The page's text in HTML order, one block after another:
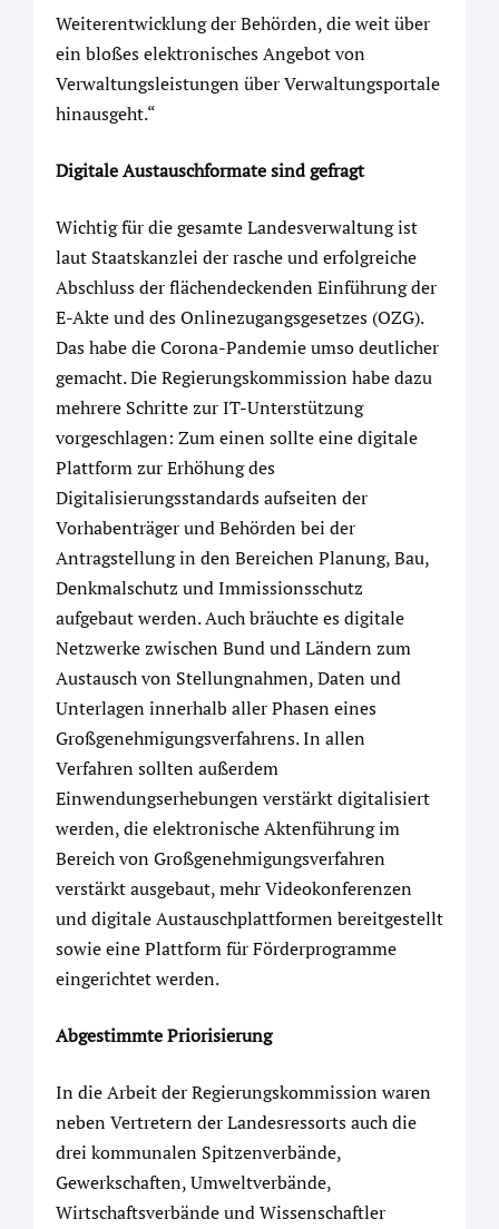
Weiterentwicklung der Behörden, die weit über
ein bloßes elektronisches Angebot von
Verwaltungsleistungen über Verwaltungsportale
hinausgeht.“
Digitale Austauschformate sind gefragt
Wichtig für die gesamte Landesverwaltung ist
laut Staatskanzlei der rasche und erfolgreiche
Abschluss der flächendeckenden Einführung der
E-Akte und des Onlinezugangsgesetzes (OZG).
Das habe die Corona-Pandemie umso deutlicher
gemacht. Die Regierungskommission habe dazu
mehrere Schritte zur IT-Unterstützung
vorgeschlagen: Zum einen sollte eine digitale
Plattform zur Erhöhung des
Digitalisierungsstandards aufseiten der
Vorhabenträger und Behörden bei der
Antragstellung in den Bereichen Planung, Bau,
Denkmalschutz und Immissionsschutz
aufgebaut werden. Auch bräuchte es digitale
Netzwerke zwischen Bund und Ländern zum
Austausch von Stellungnahmen, Daten und
Unterlagen innerhalb aller Phasen eines
Großgenehmigungsverfahrens. In allen
Verfahren sollten außerdem
Einwendungserhebungen verstärkt digitalisiert
werden, die elektronische Aktenführung im
Bereich von Großgenehmigungsverfahren
verstärkt ausgebaut, mehr Videokonferenzen
und digitale Austauschplattformen bereitgestellt
sowie eine Plattform für Förderprogramme
eingerichtet werden.
Abgestimmte Priorisierung
In die Arbeit der Regierungskommission waren
neben Vertretern der Landesressorts auch die
drei kommunalen Spitzenverbände,
Gewerkschaften, Umweltverbände,
Wirtschaftsverbände und Wissenschaftler